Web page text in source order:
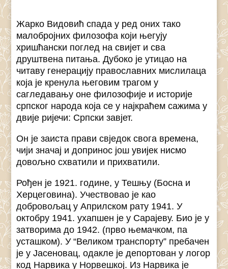
Жарко Видовић спада у ред оних тако
малобројних филозофа који његују
хришћански поглед на свијет и сва
друштвена питања. Дубоко је утицао на
читаву генерацију православних мислилаца
која је кренула његовим трагом у
сагледавању оне филозофије и историје
српског народа која се у најкраћем сажима у
двије ријечи: Српски завјет.
Он је заиста прави свједок свога времена,
чији значај и допринос још увијек нисмо
довољно схватили и прихватили.
Рођен је 1921. године, у Тешњу (Босна и
Херцеговина). Учествовао је као
добровољац у Априлском рату 1941. У
октобру 1941. ухапшен је у Сарајеву. Био је у
затворима до 1942. (прво њемачком, па
усташком). У “Великом транспорту” пребачен
је у Јасеновац, одакле је депортован у логор
код Нарвика у Норвешкој. Из Нарвика је